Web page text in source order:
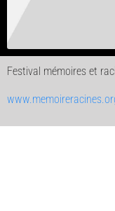
Festival mémoires et